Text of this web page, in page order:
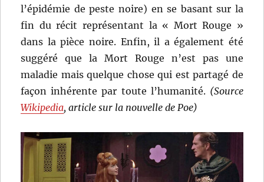
l’épidémie de peste noire) en se basant sur la
fin du récit représentant la « Mort Rouge »
dans la pièce noire. Enfin, il a également été
suggéré que la Mort Rouge n’est pas une
maladie mais quelque chose qui est partagé de
façon inhérente par toute l’humanité. (Source
Wikipedia, article sur la nouvelle de Poe)